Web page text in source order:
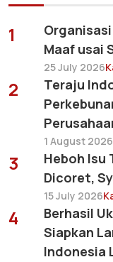
1
Maaf usai
25 July 2026
2
Teraju
1 August 2026
3
Heboh Isu
Dicoret,
15 July 2026
4
Berhasil
Siapkan
Indonesia